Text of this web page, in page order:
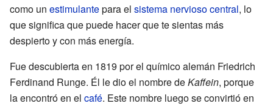
como un estimulantepara el sistema nervioso central, lo
que significa que puede hacer que te sientas más
despierto y con más energía.
Fue descubierta en 1819 por el químico alemán Friedrich
Ferdinand Runge. Él le dio el nombre deKaffein, porque
la encontró en el café. Este nombre luego se convirtió en